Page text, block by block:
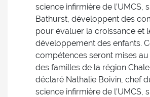
science infirmière de l’UMCS,
Bathurst, développent des
pour évaluer la croissance et
développement des enfants.
compétences seront mises
des familles de la région
déclaré Nathalie Boivin, chef
science infirmière de l’UMCS,